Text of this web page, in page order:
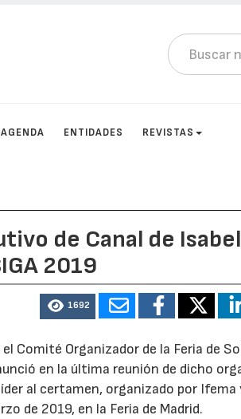
AGENDA ENTIDADES REVISTAS
de Canal de
2019
1692
Comité Organizador de la Feria de
en la última reunión de dicho
al certamen, organizado por Ifema
de 2019, en la Feria de Madrid.